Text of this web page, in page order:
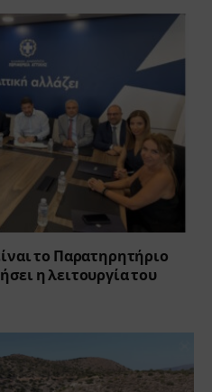
το Παρατηρητήριο
η λειτουργία του